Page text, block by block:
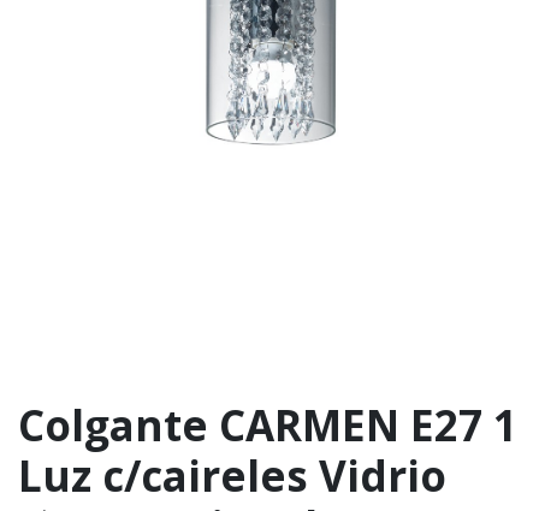
Colgante CARMEN E27 1
Luz c/caireles Vidrio